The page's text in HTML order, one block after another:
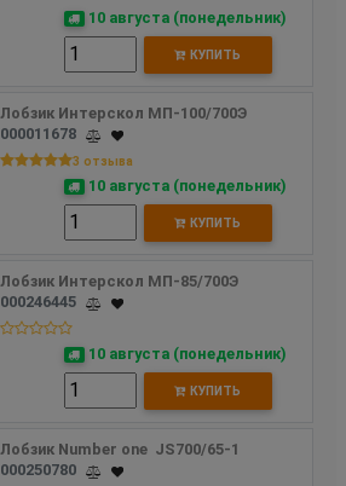
10 августа (понедельник)
КУПИТЬ
Лобзик Интерскол МП-100/700Э
000011678
3 отзыва
10 августа (понедельник)
КУПИТЬ
Лобзик Интерскол МП-85/700Э
000246445
10 августа (понедельник)
КУПИТЬ
Лобзик Number one  JS700/65-1
000250780